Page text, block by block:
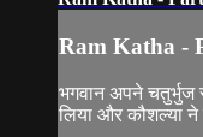
Ram Katha -
भगवान अपने चतुर्भुज
लिया और कौशल्या ने